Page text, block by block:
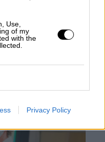
Use,
of my
with the
Privacy Policy
MOLINA
autor/a
2021